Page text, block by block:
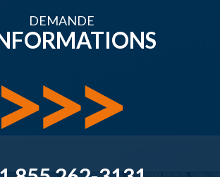
DEMANDE